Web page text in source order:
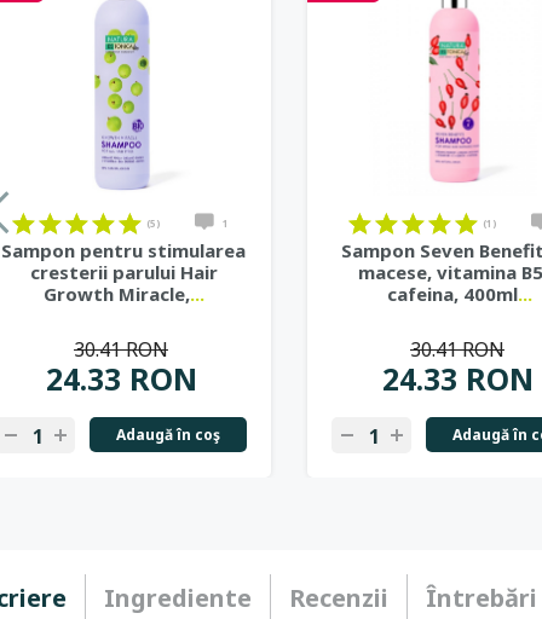
(5) 1
Sampon pentru stimularea
cresterii parului Hair
Growth Miracle,...
24.33 RON
30.41 RON
Adaugă în coş
(1)
Sampon Seven
macese, vitamina
cafeina, 400ml...
24.33 RON
30.41 RON
Adaugă în
Ingrediente Recenzii Întrebări